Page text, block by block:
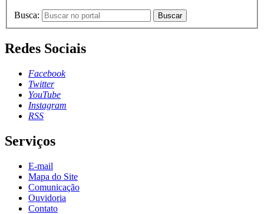
Busca: Buscar
Redes Sociais
Facebook
Twitter
YouTube
Instagram
RSS
Serviços
E-mail
Mapa do Site
Comunicação
Ouvidoria
Contato